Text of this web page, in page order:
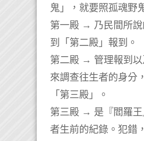
鬼」，就要照孤魂野
第一殿 → 乃民間所說
到「第二殿」報到。
第二殿 → 管理報到以
來調查往生者的身分
「第三殿」。
第三殿 → 是『閻羅王
者生前的紀錄。犯錯